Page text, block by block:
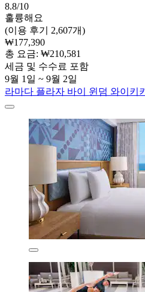
8.8/10
훌륭해요
(이용 후기 2,607개)
₩177,390
총 요금: ₩210,581
세금 및 수수료 포함
9월 1일 ~ 9월 2일
라마다 플라자 바이 윈덤 와이키키